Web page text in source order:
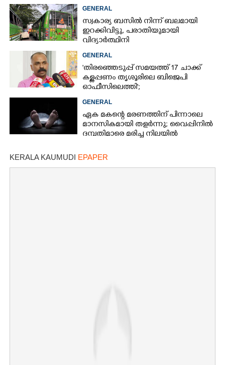
GENERAL
സ്വകാര്യ ബസിൽ നിന്ന് ബലമായി
ഇറക്കിവിട്ടു, പരാതിയുമായി
വിദ്യാർത്ഥിനി
GENERAL
'തിരഞ്ഞെടുപ്പ് സമയത്ത് 17 ചാക്ക്
കള്ളപ്പണം തൃശൂരിലെ ബിജെപി
ഓഫീസിലെത്തി';
വെളിപ്പെടുത്തലുമായി മുൻ ഓഫീസ്
സെക്രട്ടറി
GENERAL
ഏക മകന്റെ മരണത്തിന് പിന്നാലെ
മാനസികമായി തളർന്നു; വൈപ്പിനിൽ
ദമ്പതിമാരെ മരിച്ച നിലയിൽ
KERALA KAUMUDI EPAPER